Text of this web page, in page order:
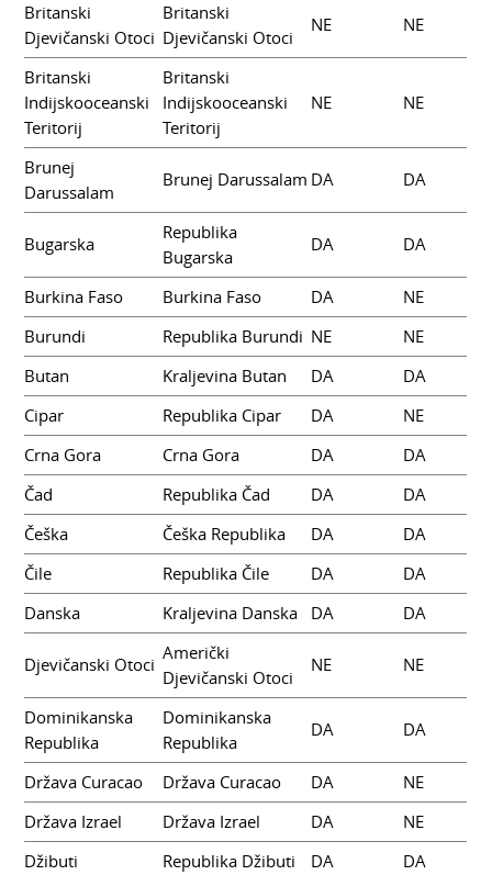
Britanski
Djevičanski Otoci
Britanski
Djevičanski Otoci
NE NE
Britanski
Indijskooceanski
Teritorij
Britanski
Indijskooceanski
Teritorij
NE NE
Brunej
Darussalam
Brunej Darussalam DA DA
Bugarska
Republika
Bugarska
DA DA
Burkina Faso Burkina Faso DA
NE
Burundi
Republika Burundi NE
NE
Butan
Kraljevina Butan DA
DA
Cipar
Republika Cipar DA
NE
Crna Gora
Crna Gora DA
DA
Čad
Republika Čad DA
DA
Češka
Češka Republika DA
DA
Čile
Republika Čile DA
DA
Danska
Kraljevina Danska DA DA
Djevičanski Otoci
Američki
Djevičanski Otoci
NE NE
Dominikanska
Republika
Dominikanska
Republika
DA DA
Država Curacao Država Curacao DA
NE
Država Izrael
Država Izrael DA
NE
Džibuti
Republika Džibuti DA DA